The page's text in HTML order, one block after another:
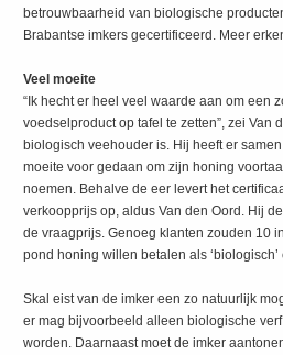
betrouwbaarheid van biologische
Brabantse imkers gecertificeerd. Meer
Veel moeite
“Ik hecht er heel veel waarde aan om een
voedselproduct op tafel te zetten”, zei Van
biologisch veehouder is. Hij heeft er
moeite voor gedaan om zijn honing
noemen. Behalve de eer levert het
verkoopprijs op, aldus Van den Oord. Hij
de vraagprijs. Genoeg klanten zouden 10
pond honing willen betalen als ‘biologisch’
Skal eist van de imker een zo natuurlijk
er mag bijvoorbeeld alleen biologische
worden. Daarnaast moet de imker